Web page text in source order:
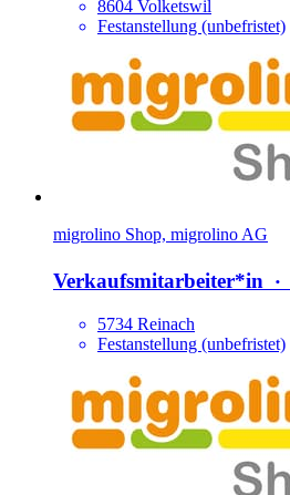
8604 Volketswil
Festanstellung (unbefristet)
migrolino Shop, migrolino AG
Verkaufsmitarbeiter*​in ‧
5734 Reinach
Festanstellung (unbefristet)